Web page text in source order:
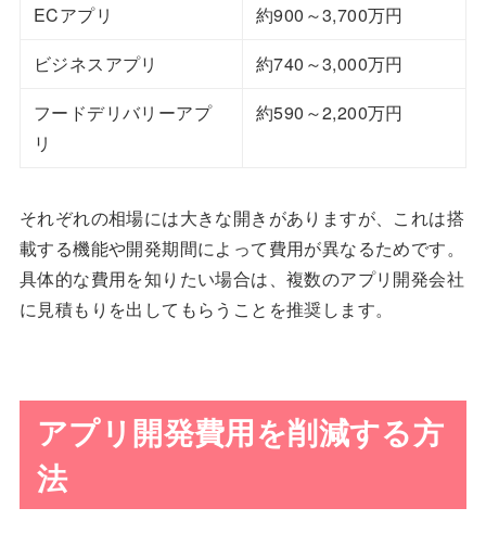
ECアプリ
約900～3,700万円
ビジネスアプリ
約740～3,000万円
フードデリバリーアプ
リ
約590～2,200万円
それぞれの相場には大きな開きがありますが、これは搭
載する機能や開発期間によって費用が異なるためです。
具体的な費用を知りたい場合は、複数のアプリ開発会社
に見積もりを出してもらうことを推奨します。
アプリ開発費用を削減する方
法